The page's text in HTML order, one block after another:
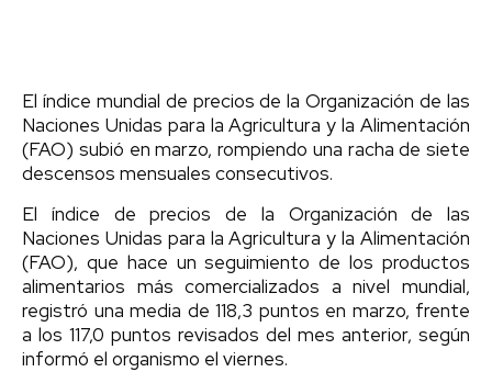
El índice mundial de precios de la Organización de las
Naciones Unidas para la Agricultura y la Alimentación
(FAO) subió en marzo, rompiendo una racha de siete
descensos mensuales consecutivos.
El índice de precios de la Organización de las
Naciones Unidas para la Agricultura y la Alimentación
(FAO), que hace un seguimiento de los productos
alimentarios más comercializados a nivel mundial,
registró una media de 118,3 puntos en marzo, frente
a los 117,0 puntos revisados del mes anterior, según
informó el organismo el viernes.